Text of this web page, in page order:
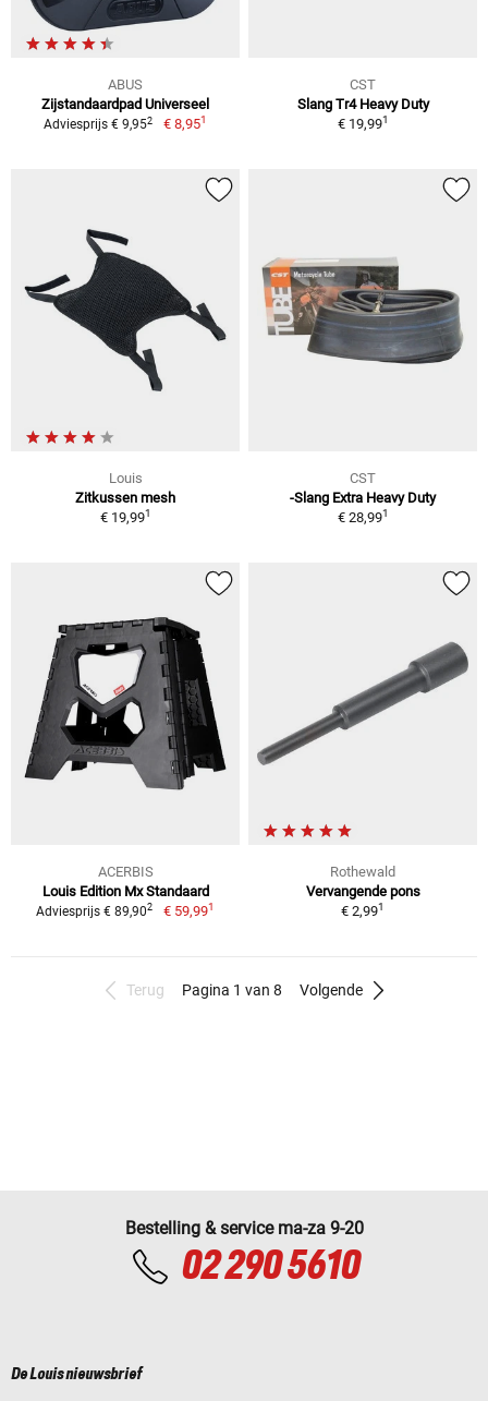
ABUS
Zijstandaardpad Universeel
Adviesprijs € 9,952 € 8,951
CST
Slang Tr4 Heavy Duty
€ 19,991
Louis
Zitkussen mesh
€ 19,991
CST
-Slang Extra Heavy Duty
€ 28,991
ACERBIS
Louis Edition Mx Standaard
Adviesprijs € 89,902 € 59,991
Rothewald
Vervangende pons
€ 2,991
Terug Pagina 1 van 8 Volgende
Bestelling & service ma-za 9-20
02 290 5610
De Louis nieuwsbrief